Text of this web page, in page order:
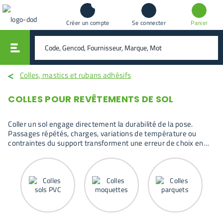
Créer un compte Se connecter Panier
rechercher
Colles, mastics et rubans adhésifs
COLLES POUR REVÊTEMENTS DE SOL
Coller un sol engage directement la durabilité de la pose.
Passages répétés, charges, variations de température ou
contraintes du support transforment une erreur de choix en
les sollicitations quotidiennes.